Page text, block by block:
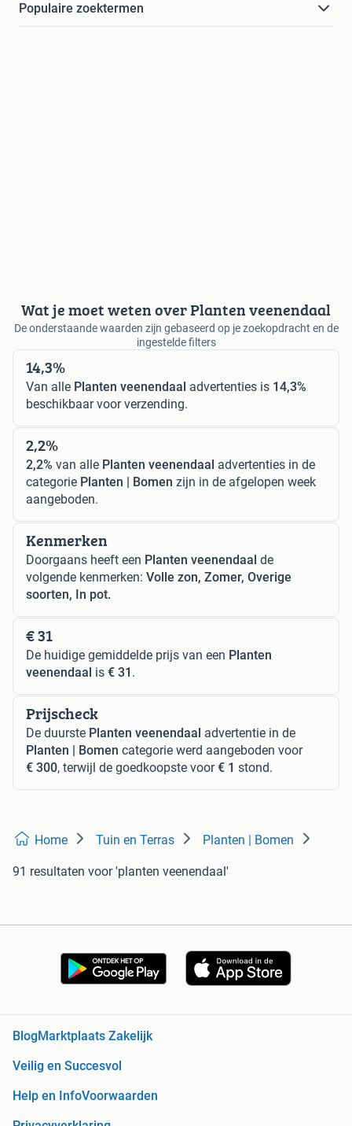
Populaire zoektermen
Wat je moet weten over Planten veenendaal
De onderstaande waarden zijn gebaseerd op je zoekopdracht en de
ingestelde filters
14,3%
Van alle Planten veenendaal advertenties is 14,3%
beschikbaar voor verzending.
2,2%
2,2% van alle Planten veenendaal advertenties in de
categorie Planten | Bomen zijn in de afgelopen week
aangeboden.
Kenmerken
Doorgaans heeft een Planten veenendaal de
volgende kenmerken: Volle zon, Zomer, Overige
soorten, In pot.
€ 31
De huidige gemiddelde prijs van een Planten
veenendaal is € 31 .
Prijscheck
De duurste Planten veenendaal advertentie in de
Planten | Bomen categorie werd aangeboden voor
€ 300, terwijl de goedkoopste voor€ 1 stond.
Home Tuin en Terras Planten | Bomen
91 resultaten voor 'planten veenendaal'
Blog Marktplaats Zakelijk
Veilig en Succesvol
Help en InfoVoorwaarden